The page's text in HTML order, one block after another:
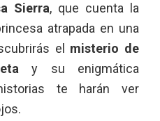
Sierra, que cuenta la
atrapada en una
el
misterio de
y su enigmática
te harán ver